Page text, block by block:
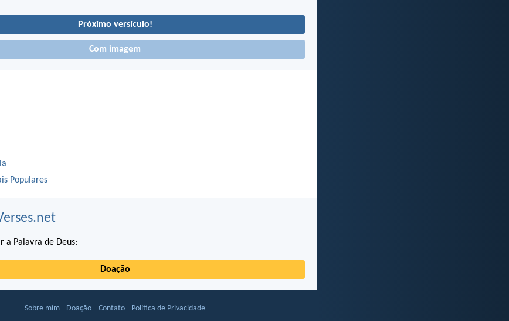
Próximo versículo!
Com imagem
Populares
a Palavra de Deus:
Doação
Sobre mim Doação Contato Política de Privacidade